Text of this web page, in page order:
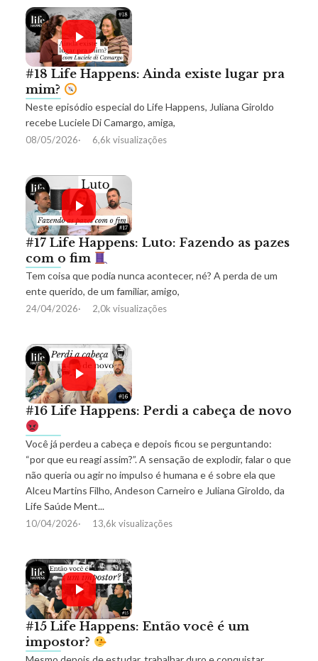
#18 Life Happens: Ainda existe lugar pra
mim?
Neste episódio especial do Life Happens, Juliana Giroldo
recebe Luciele Di Camargo, amiga,
08/05/2026 6,6k visualizações
#17 Life Happens: Luto: Fazendo as pazes
com o fim
Tem coisa que podia nunca acontecer, né? A perda de um
ente querido, de um familiar, amigo,
24/04/2026 2,0k visualizações
#16 Life Happens: Perdi a cabeça de novo
Você já perdeu a cabeça e depois ficou se perguntando:
“por que eu reagi assim?”. A sensação de explodir, falar o que
não queria ou agir no impulso é humana e é sobre ela que
Alceu Martins Filho, Andeson Carneiro e Juliana Giroldo, da
Life Saúde Ment...
10/04/2026 13,6k visualizações
#15 Life Happens: Então você é um
impostor?